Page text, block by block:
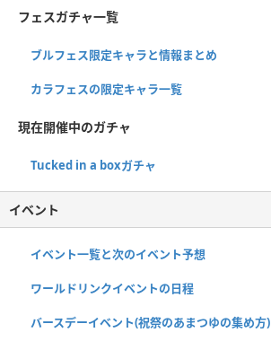
フェスガチャ一覧
ブルフェス限定キャラと情報まとめ
カラフェスの限定キャラ一覧
現在開催中のガチャ
Tucked in a boxガチャ
イベント
イベント一覧と次のイベント予想
ワールドリンクイベントの日程
バースデーイベント(祝祭のあまつゆの集め方)